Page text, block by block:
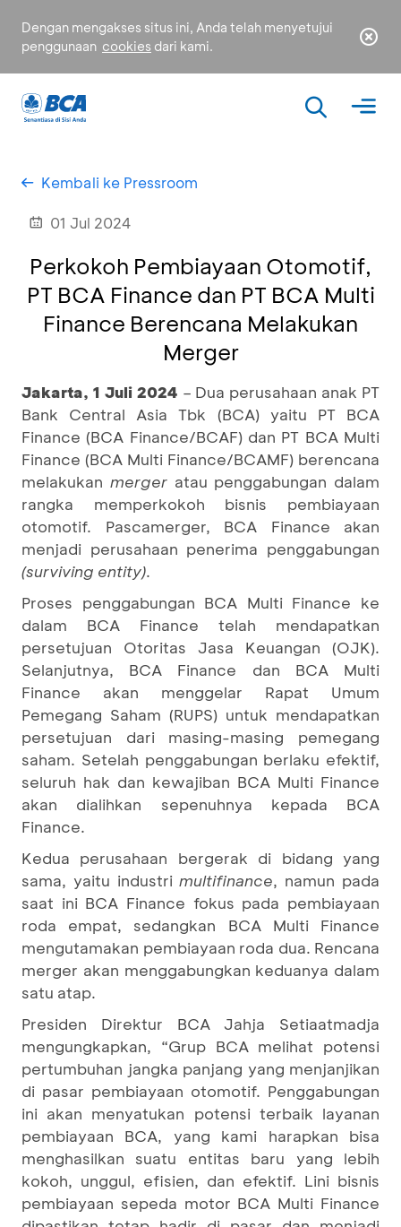
Dengan mengakses situs ini, Anda telah menyetujui
penggunaan cookies dari kami.
Kembali ke Pressroom
01 Jul 2024
Perkokoh Pembiayaan Otomotif,
PT BCA Finance dan PT BCA Multi
Finance Berencana Melakukan
Merger
Jakarta, 1 Juli 2024 – Dua perusahaan anak PT
Bank Central Asia Tbk (BCA) yaitu PT BCA
Finance (BCA Finance/BCAF) dan PT BCA Multi
Finance (BCA Multi Finance/BCAMF) berencana
melakukan mergeratau penggabungan dalam
rangka memperkokoh bisnis pembiayaan
otomotif. Pascamerger, BCA Finance akan
menjadi perusahaan penerima penggabungan
(surviving entity).
Proses penggabungan BCA Multi Finance ke
dalam BCA Finance telah mendapatkan
persetujuan Otoritas Jasa Keuangan (OJK).
Selanjutnya, BCA Finance dan BCA Multi
Finance akan menggelar Rapat Umum
Pemegang Saham (RUPS) untuk mendapatkan
persetujuan dari masing-masing pemegang
saham. Setelah penggabungan berlaku efektif,
seluruh hak dan kewajiban BCA Multi Finance
akan dialihkan sepenuhnya kepada BCA
Finance.
Kedua perusahaan bergerak di bidang yang
sama, yaitu industrimultifinance, namun pada
saat ini BCA Finance fokus pada pembiayaan
roda empat, sedangkan BCA Multi Finance
mengutamakan pembiayaan roda dua. Rencana
merger akan menggabungkan keduanya dalam
satu atap.
Presiden Direktur BCA Jahja Setiaatmadja
mengungkapkan, “Grup BCA melihat potensi
pertumbuhan jangka panjang yang menjanjikan
di pasar pembiayaan otomotif. Penggabungan
ini akan menyatukan potensi terbaik layanan
pembiayaan BCA, yang kami harapkan bisa
menghasilkan suatu entitas baru yang lebih
kokoh, unggul, efisien, dan efektif. Lini bisnis
pembiayaan sepeda motor BCA Multi Finance